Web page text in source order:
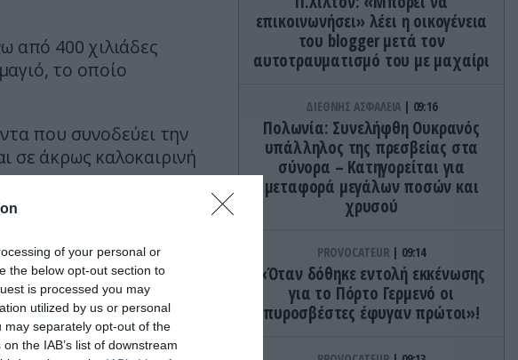
of your personal or
the below opt-out section to
is processed you may
utilized by us or personal
may separately opt-out of the
the IAB’s list of downstream
από 400 χιλιάδες
το οποίο
που συνοδεύει την
σε άκρως καλοκαιρινή
instagram:
επικοινωνήσει» λέει η οικογένεια
του blogger μετά τον
αυτοτραυματισμό του με μαχαίρι
ΔΙΕΘΝΗΣ ΑΣΦΑΛΕΙΑ 09:16
Πολωνία: Συνελήφθη Ουκρανός
υπάλληλος της πρεσβείας στα
σύνορα – Κατηγορείται για
μεταφορά μεγάλων ποσών και
χρυσού
PROVOCATEUR 09:14
«Όταν δόθηκε εντολή εκκένωσης
για το Πόρτο Γερμενό οι
πυροσβέστες έφυγαν πρώτοι»!